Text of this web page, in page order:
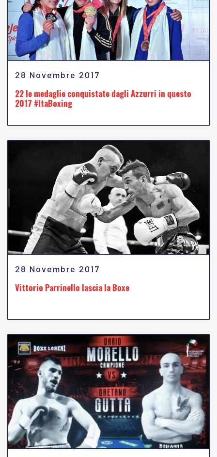
28 Novembre 2017
22 le medaglie conquistate dagli Azzurri in questo
2017 #ItaBoxing
28 Novembre 2017
Vittorio Parrinello lascia la Boxe